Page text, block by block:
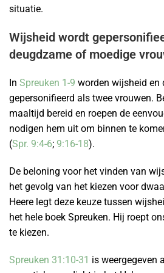
situatie.
Wijsheid wordt
deugdzame of moedige
In Spreuken 1-9 worden wijsheid en
gepersonifieerd als twee vrouwen.
maaltijd bereid en roepen de
nodigen hem uit om binnen te
(Spr. 9:4-6; 9:16-18).
De beloning voor het vinden van
het gevolg van het kiezen voor
Heere legt deze keuze tussen
het hele boek Spreuken. Hij roept
te kiezen.
Spreuken 31:10-31 is weergegeven